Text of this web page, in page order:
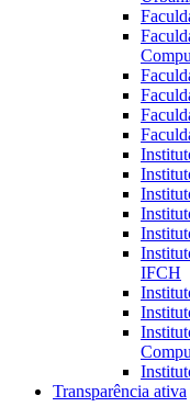
IFCH
Transparência ativa